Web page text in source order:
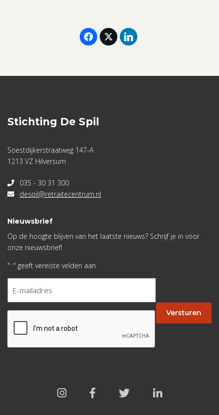
Stichting De Spil
Soestdijkerstraatweg 147-A
1213 VZ Hilversum
035 - 30 31 300
despil@retraitecentrum.nl
Nieuwsbrief
Op de hoogte blijven van het laatste nieuws? Schrijf je in voor
onze nieuwsbrief!
"*" geeft vereiste velden aan
* Versturen